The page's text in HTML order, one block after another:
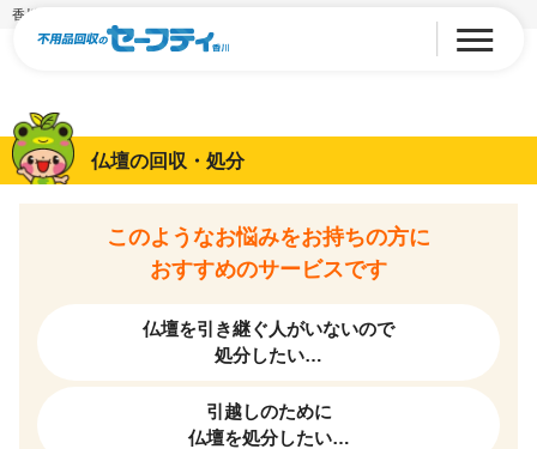
香川の仏壇回収・処分業者
仏壇の回収・処分
このようなお悩みをお持ちの方に
おすすめのサービスです
仏壇を引き継ぐ人がいないので
処分したい…
引越しのために
仏壇を処分したい…